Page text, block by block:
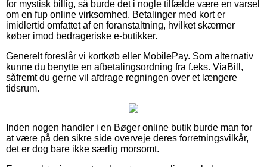
for mystisk billig, så burde det i nogle tilfælde være en varsel
om en fup online virksomhed. Betalinger med kort er
imidlertid omfattet af en foranstaltning, hvilket skærmer
køber imod bedrageriske e-butikker.
Generelt foreslår vi kortkøb eller MobilePay. Som alternativ
kunne du benytte en afbetalingsordning fra f.eks. ViaBill,
såfremt du gerne vil afdrage regningen over et længere
tidsrum.
Inden nogen handler i en Bøger online butik burde man for
at være på den sikre side overveje deres forretningsvilkår,
det er dog bare ikke særlig morsomt.